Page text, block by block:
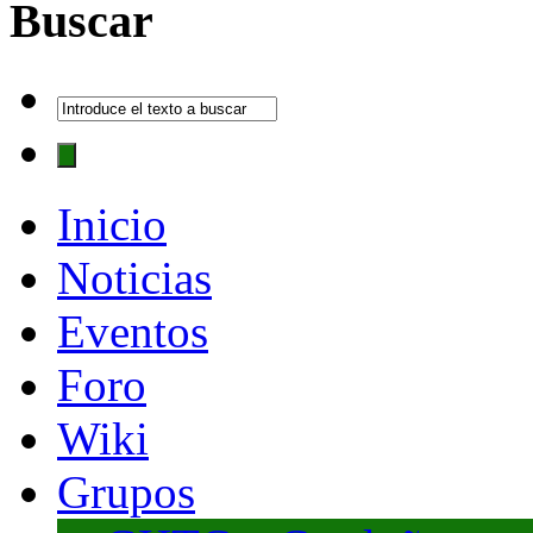
Buscar
Inicio
Noticias
Eventos
Foro
Wiki
Grupos